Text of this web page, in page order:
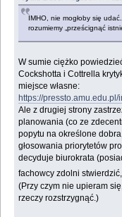
IMHO, nie mogłoby się
rozumiemy „prześcignąć
W sumie ciężko
Cockshotta i Cottrella
miejsce własne:
https://
Ale z drugiej strony
planowania (co ze
popytu na określone
głosowania priorytetów
decyduje biurokrata
fachowcy zdolni
(Przy czym nie upieram
rzeczy rozstrzygnąć.)